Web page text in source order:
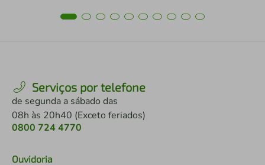
Serviços por telefone
de segunda a sábado das
08h às 20h40 (Exceto feriados)
0800 724 4770
Ouvidoria